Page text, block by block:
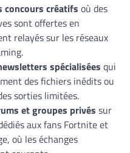
concours créatifs où des
sont offertes en
relayés sur les réseaux
spécialisées qui
des fichiers inédits ou
sorties limitées.
et groupes privés sur
aux fans Fortnite et
où les échanges